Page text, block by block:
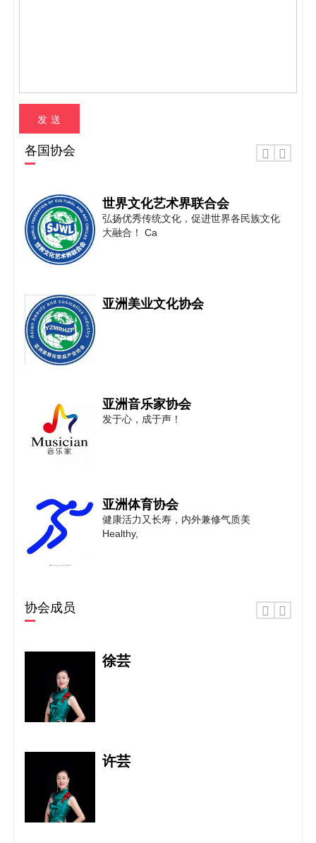
发 送
各国协会
世界文化艺术界联合会
弘扬优秀传统文化，促进世界各民族文化
大融合！ Ca
亚洲美业文化协会
亚洲音乐家协会
发于心，成于声！
亚洲体育协会
健康活力又长寿，内外兼修气质美
Healthy,
协会成员
徐芸
许芸